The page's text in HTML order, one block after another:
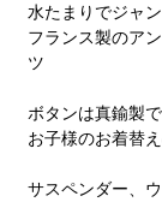
水たまりでジャ
フランス製のア
ツ
ボタンは真鍮製
お子様のお着替
サスペンダー、